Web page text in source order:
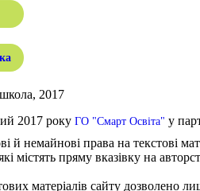
2017
2017 року ГО "Смарт Освіта" у
й немайнові права на текстові
містять пряму вказівку на
матеріалів сайту дозволено